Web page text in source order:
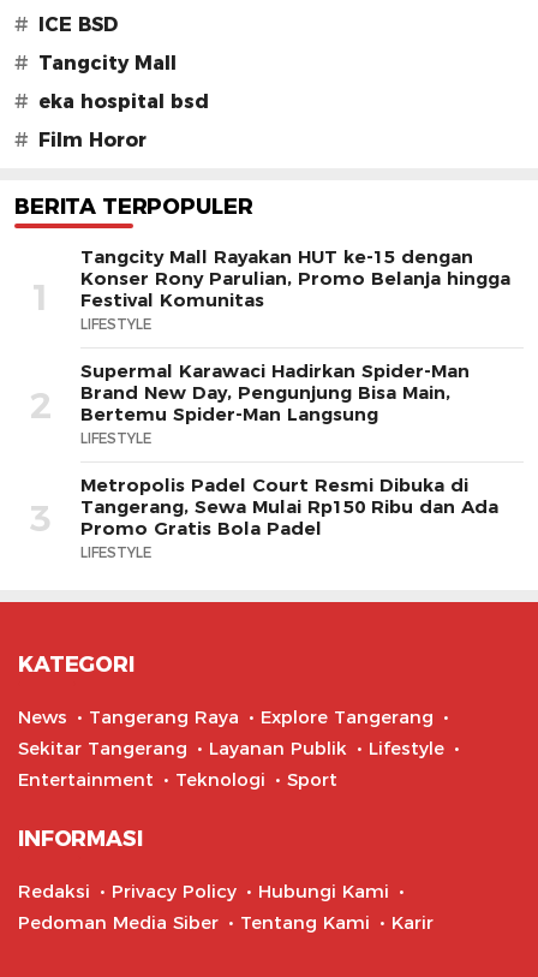
#
ICE BSD
# Tangcity Mall
# eka hospital bsd
#
Film Horor
BERITA TERPOPULER
1
Tangcity Mall Rayakan HUT ke-15 dengan
Konser Rony Parulian, Promo Belanja hingga
Festival Komunitas
LIFESTYLE
2
Supermal Karawaci Hadirkan Spider-Man
Brand New Day, Pengunjung Bisa Main,
Bertemu Spider-Man Langsung
LIFESTYLE
3
Metropolis Padel Court Resmi Dibuka di
Tangerang, Sewa Mulai Rp150 Ribu dan Ada
Promo Gratis Bola Padel
LIFESTYLE
KATEGORI
News Tangerang Raya
Explore Tangerang
Sekitar Tangerang
Layanan Publik
Lifestyle
Entertainment
Teknologi Sport
INFORMASI
Redaksi Privacy Policy
Hubungi Kami
Pedoman Media Siber
Tentang Kami Karir